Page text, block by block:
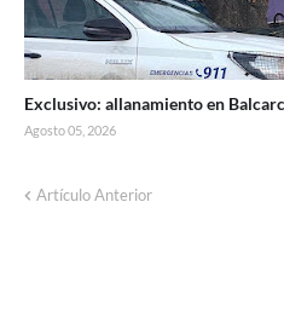
Exclusivo: allanamiento en
Agosto 05, 2026
Artículo Anterior